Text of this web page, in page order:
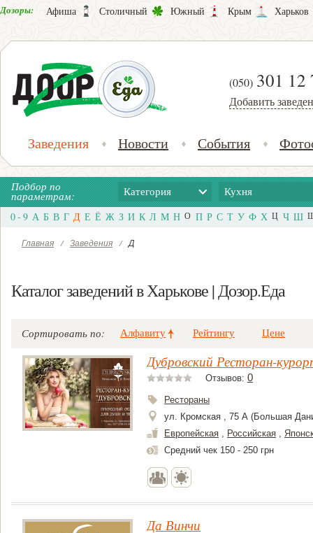
Дозоры: Афиша Столичный Южный Крым Харьков
(050) 301 12
Добавить
Заведения Новости События
Подбор по
параметрам: Категория Кухня
0 - 9 А Б В Г Д Е Ё Ж З И К Л М Н О П Р С Т У Ф Х Ц Ч Ш
Главная / Заведения / Д
Каталог заведений в Харькове | Дозор.Еда
Сортировать по: Алфавиту Рейтингу Цене
Дубровский Ресторан-
Отзывов: 0
Рестораны
ул. Кромская , 75 А (Большая
Европейская , Российская ,
Средний чек 150 - 250 грн
Да Винчи